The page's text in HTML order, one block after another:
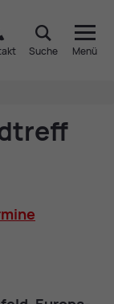
Suche Menü